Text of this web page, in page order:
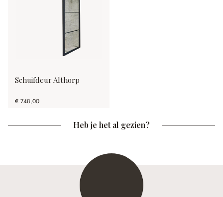
Schuifdeur Althorp
€ 748,00
Heb je het al gezien?